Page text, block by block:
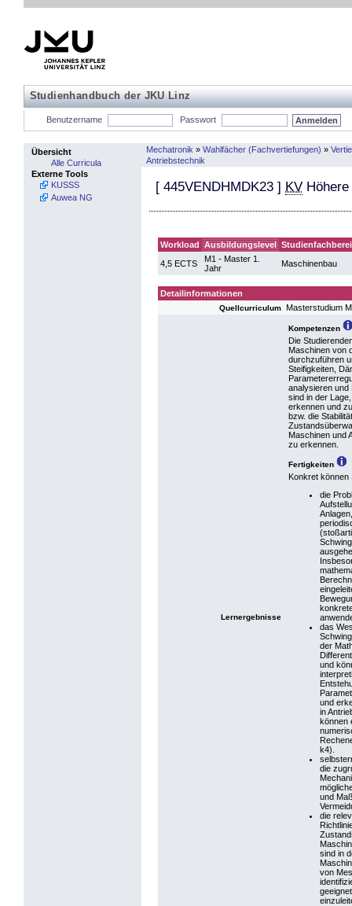
Studienhandbuch der JKU Linz
Benutzername Passwort
Übersicht
Alle Curricula
Externe Tools
KUSSS
Auwea NG
Mechatronik » Wahlfächer (Fachvertiefungen) »
Antriebstechnik
[ 445VENDHMDK23 ] KV
Workload Ausbildungslevel
4,5 ECTS
M1 - Master 1.
Jahr
Maschinenbau
Detailinformationen
Quellcurriculum Masterstudium
Lernergebnisse
Kompetenzen
Die
Maschinen von
durchzuführen
Steifigkeiten,
analysieren und
sind in der
erkennen und
bzw. die
Maschinen und
zu erkennen.
Fertigkeiten
Konkret können
die
das
der
und
und
in
können
k4).
die
und
die
sind in
von